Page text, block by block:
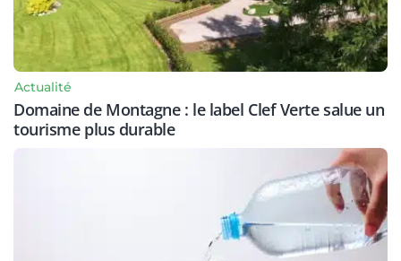
Actualité
Domaine de Montagne : le label Clef Verte salue un
tourisme plus durable